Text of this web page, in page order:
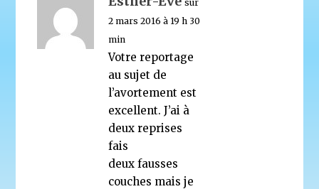
sur
2 mars 2016 à 19 h 30
min
Votre reportage
au sujet de
l’avortement est
excellent. J’ai à
deux reprises
fais
deux fausses
couches mais je